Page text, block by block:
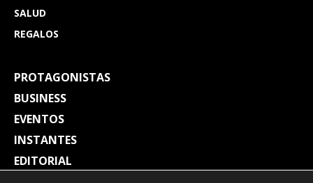
SALUD
REGALOS
PROTAGONISTAS
BUSINESS
EVENTOS
INSTANTES
EDITORIAL